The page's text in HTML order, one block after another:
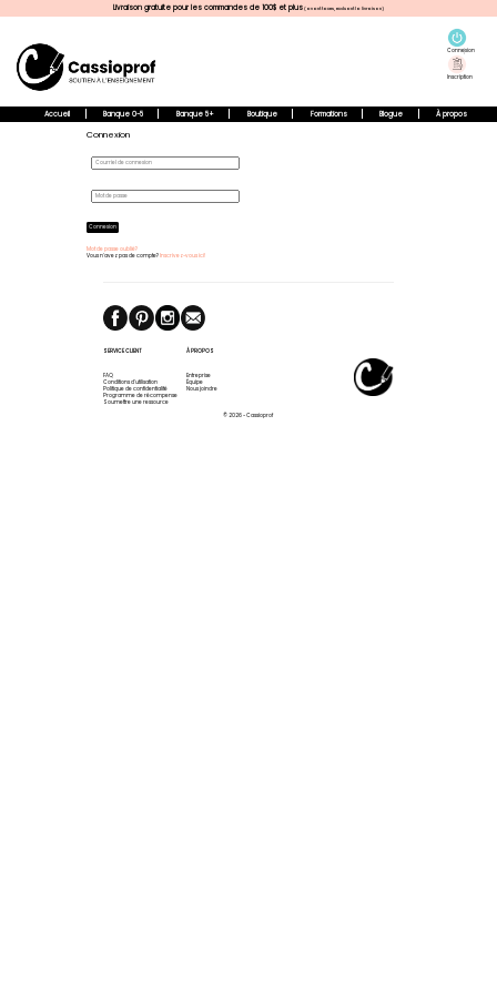
Livraison gratuite pour les commandes de 100$ et plus (avant taxes, excluant la livraison)
Connexion
Inscription
Accueil Banque 0-5 Banque 5+ Boutique Formations Blogue À propos
Connexion
Connexion
Mot de passe oublié?
Vous n'avez pas de compte? Inscrivez-vous ici!
SERVICE CLIENT
FAQ
Conditions d'utilisation
Politique de confidentialité
Programme de récompense
Soumettre une ressource
À PROPOS
Entreprise
Équipe
Nous joindre
© 2026 - Cassioprof